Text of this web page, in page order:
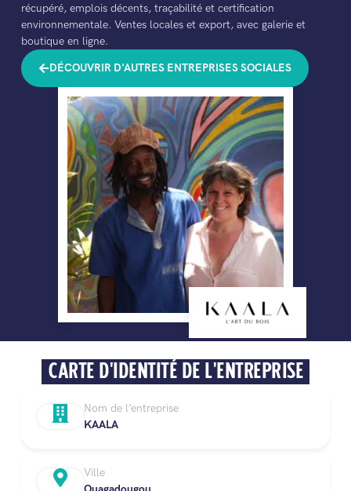
récupéré, emplois décents, traçabilité et certification
environnementale. Ventes locales et export, avec galerie et
boutique en ligne.
DÉCOUVRIR D'AUTRES ENTREPRISES SOCIALES
CARTE D'IDENTITÉ DE L'ENTREPRISE
Nom de l’entreprise
KAALA
Ville